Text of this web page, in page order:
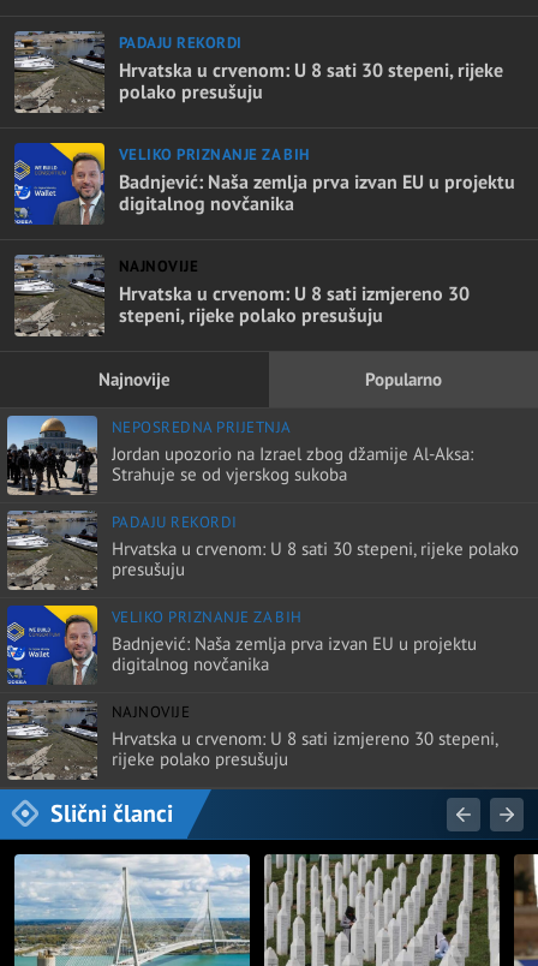
PADAJU REKORDI
Hrvatska u crvenom: U 8 sati 30 stepeni, rijeke
polako presušuju
VELIKO PRIZNANJE ZA BIH
Badnjević: Naša zemlja prva izvan EU u projektu
digitalnog novčanika
NAJNOVIJE
Hrvatska u crvenom: U 8 sati izmjereno 30
stepeni, rijeke polako presušuju
Najnovije Popularno
NEPOSREDNA PRIJETNJA
Jordan upozorio na Izrael zbog džamije Al-Aksa:
Strahuje se od vjerskog sukoba
PADAJU REKORDI
Hrvatska u crvenom: U 8 sati 30 stepeni, rijeke polako
presušuju
VELIKO PRIZNANJE ZA BIH
Badnjević: Naša zemlja prva izvan EU u projektu
digitalnog novčanika
NAJNOVIJE
Hrvatska u crvenom: U 8 sati izmjereno 30 stepeni,
rijeke polako presušuju
Slični članci